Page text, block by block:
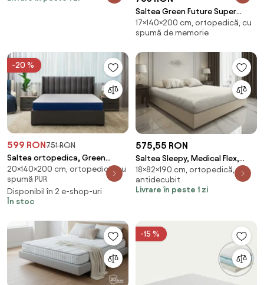
Saltea Green Future Super
Ortopedica Emerald Line
Memory 140x200x17 cm
17×140×200 cm, ortopedică, cu
spumă de memorie
-20 %
599 RON751 RON
Saltea ortopedica, Green
Future, 2-Side Happy,
140x200x20 cm, spuma
poliuretanica, hipoalergenica,
reversibila, ferma
20×140×200 cm, ortopedică, cu
spumă PUR
Disponibil în 2 e-shop-uri
În stoc
575,55 RON
Saltea Sleepy, Medical Flex,
82x190x18, Tare
18×82×190 cm, ortopedică,
antidecubit
Livrare în peste 1 zi
-15 %